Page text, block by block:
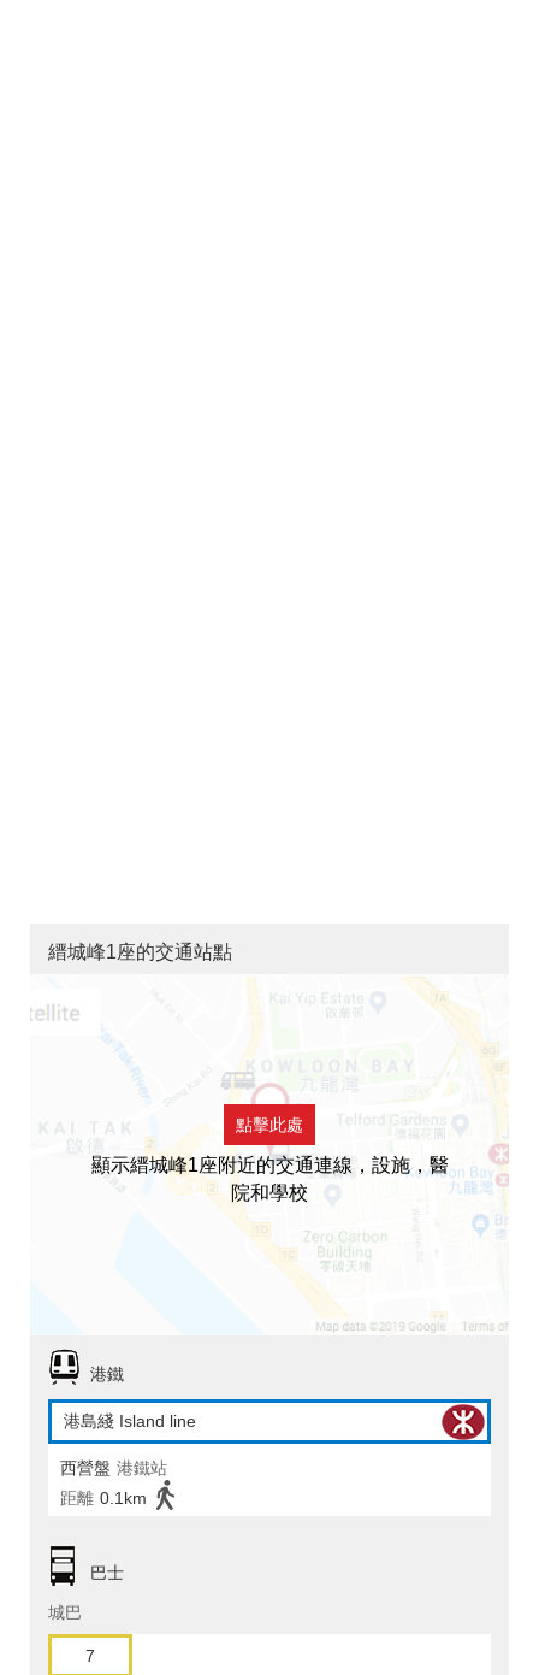
縉城峰1座的交通站點
點擊此處
顯示縉城峰1座附近的交通連線，設施，醫
院和學校
港鐵
港島綫 Island line
西營盤 港鐵站
距離 0.1km
巴士
城巴
7